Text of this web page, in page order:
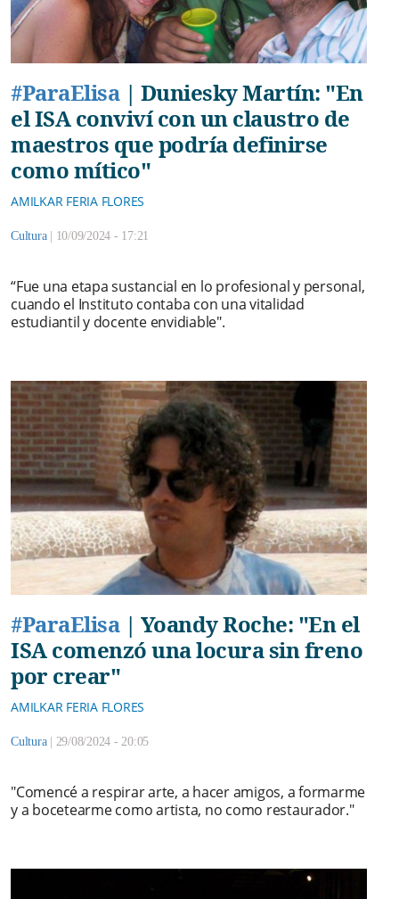
#ParaElisa| Duniesky Martín: "En
el ISA conviví con un claustro de
maestros que podría definirse
como mítico"
AMILKAR FERIA FLORES
Cultura | 10/09/2024 - 17:21
“Fue una etapa sustancial en lo profesional y personal,
cuando el Instituto contaba con una vitalidad
estudiantil y docente envidiable".
#ParaElisa| Yoandy Roche: "En el
ISA comenzó una locura sin freno
por crear"
AMILKAR FERIA FLORES
Cultura | 29/08/2024 - 20:05
"Comencé a respirar arte, a hacer amigos, a formarme
y a bocetearme como artista, no como restaurador."